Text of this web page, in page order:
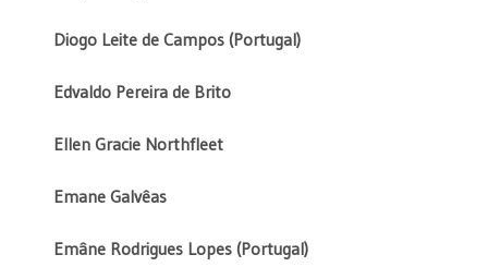
Diogo Leite de Campos (Portugal)
Edvaldo Pereira de Brito
Ellen Gracie Northfleet
Emane Galvêas
Emâne Rodrigues Lopes (Portugal)